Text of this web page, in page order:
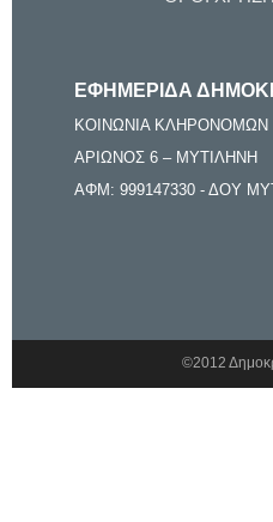
ΕΦΗΜΕΡΙΔΑ
ΚΟΙΝΩΝΙΑ
ΑΡΙΩΝΟΣ 6 – ΜΥΤΙΛΗΝΗ
ΑΦΜ: 999147330 - ΔΟΥ
©2012